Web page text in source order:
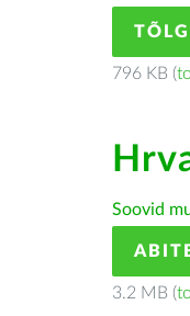
796 KB (
Soovid
3.2 MB (